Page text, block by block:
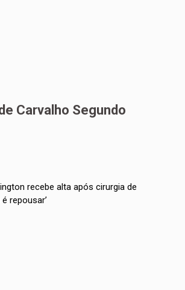
Carvalho Segundo